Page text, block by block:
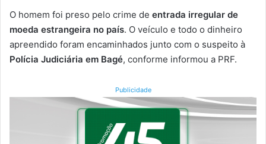
O homem foi preso pelo crime de entrada irregular de
moeda estrangeira no país. O veículo e todo o dinheiro
apreendido foram encaminhados junto com o suspeito à
Polícia Judiciária em Bagé, conforme informou a PRF.
Publicidade